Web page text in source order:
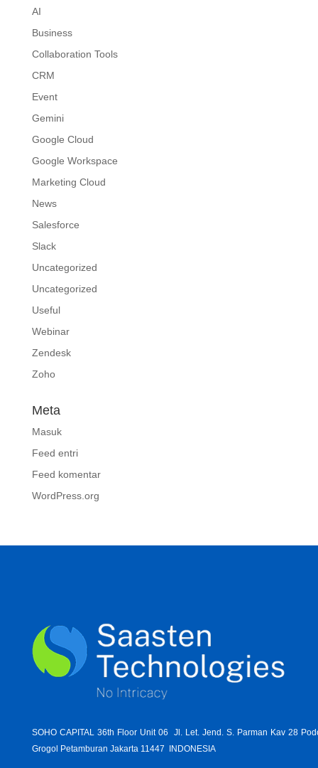
AI
Business
Collaboration Tools
CRM
Event
Gemini
Google Cloud
Google Workspace
Marketing Cloud
News
Salesforce
Slack
Uncategorized
Uncategorized
Useful
Webinar
Zendesk
Zoho
Meta
Masuk
Feed entri
Feed komentar
WordPress.org
SOHO CAPITAL 36th Floor Unit 06 Jl. Let. Jend. S. Parman Kav 28
Grogol Petamburan Jakarta 11447 INDONESIA